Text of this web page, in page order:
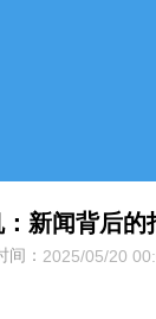
新闻背后的
间： 2025/05/20